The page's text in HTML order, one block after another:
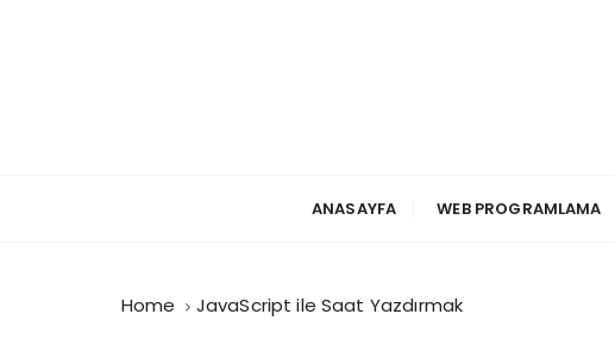
ANASAYFA WEB PROGRAMLAMA
Home JavaScript ile Saat Yazdırmak